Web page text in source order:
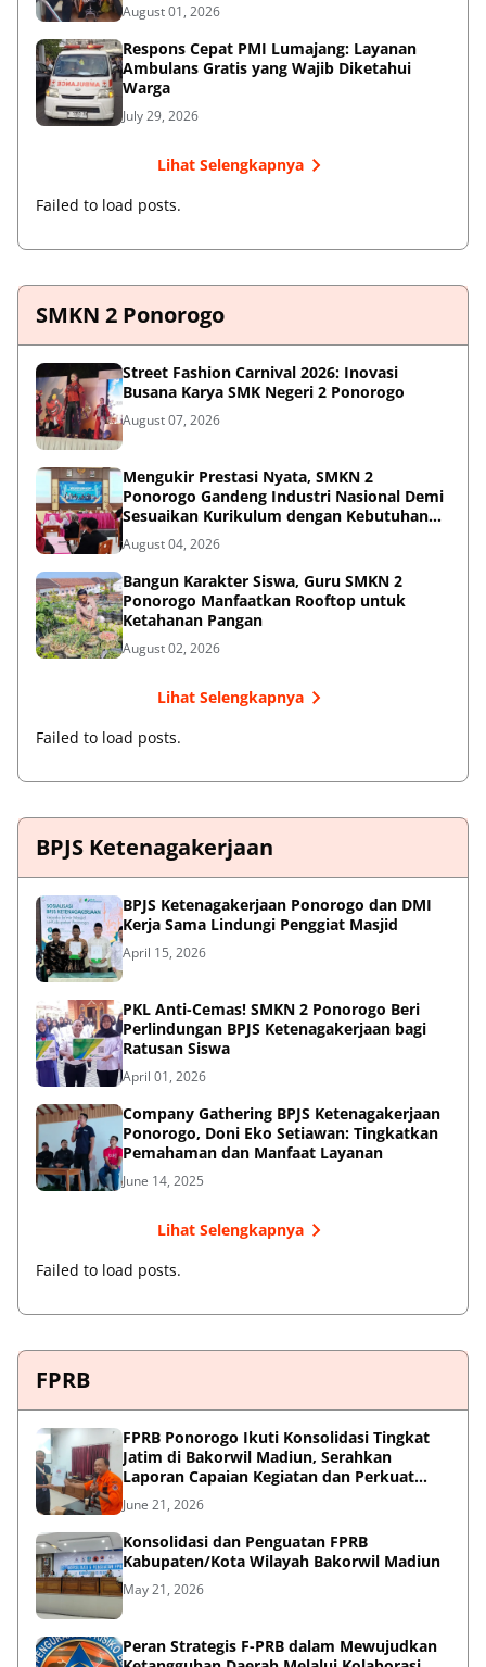
August 01, 2026
Respons Cepat PMI Lumajang: Layanan
Ambulans Gratis yang Wajib Diketahui
Warga
July 29, 2026
Lihat Selengkapnya
Failed to load posts.
SMKN 2 Ponorogo
Street Fashion Carnival 2026: Inovasi
Busana Karya SMK Negeri 2 Ponorogo
August 07, 2026
Mengukir Prestasi Nyata, SMKN 2
Ponorogo Gandeng Industri Nasional Demi
Sesuaikan Kurikulum dengan Kebutuhan
Dunia Kerja
August 04, 2026
Bangun Karakter Siswa, Guru SMKN 2
Ponorogo Manfaatkan Rooftop untuk
Ketahanan Pangan
August 02, 2026
Lihat Selengkapnya
Failed to load posts.
BPJS Ketenagakerjaan
BPJS Ketenagakerjaan Ponorogo dan DMI
Kerja Sama Lindungi Penggiat Masjid
April 15, 2026
PKL Anti-Cemas! SMKN 2 Ponorogo Beri
Perlindungan BPJS Ketenagakerjaan bagi
Ratusan Siswa
April 01, 2026
Company Gathering BPJS Ketenagakerjaan
Ponorogo, Doni Eko Setiawan: Tingkatkan
Pemahaman dan Manfaat Layanan
June 14, 2025
Lihat Selengkapnya
Failed to load posts.
FPRB
FPRB Ponorogo Ikuti Konsolidasi Tingkat
Jatim di Bakorwil Madiun, Serahkan
Laporan Capaian Kegiatan dan Perkuat
Sinergi Pentahelix
June 21, 2026
Konsolidasi dan Penguatan FPRB
Kabupaten/Kota Wilayah Bakorwil Madiun
May 21, 2026
Peran Strategis F-PRB dalam Mewujudkan